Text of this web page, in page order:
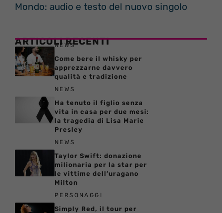
Mondo: audio e testo del nuovo singolo
ARTICOLI RECENTI
NEWS
Come bere il whisky per
apprezzarne davvero
qualità e tradizione
NEWS
Ha tenuto il figlio senza
vita in casa per due mesi:
la tragedia di Lisa Marie
Presley
NEWS
Taylor Swift: donazione
milionaria per la star per
le vittime dell’uragano
Milton
PERSONAGGI
Simply Red, il tour per